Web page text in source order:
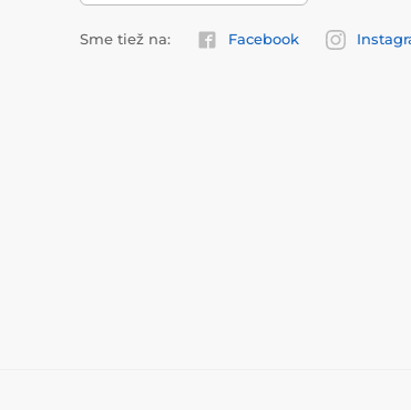
Sme tiež na: Facebook